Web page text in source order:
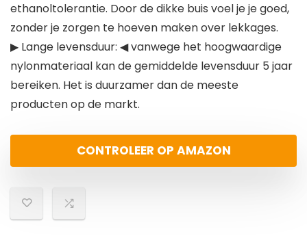
ethanoltolerantie. Door de dikke buis voel je je goed,
zonder je zorgen te hoeven maken over lekkages.
▶ Lange levensduur: ◀ vanwege het hoogwaardige
nylonmateriaal kan de gemiddelde levensduur 5 jaar
bereiken. Het is duurzamer dan de meeste
producten op de markt.
CONTROLEER OP AMAZON